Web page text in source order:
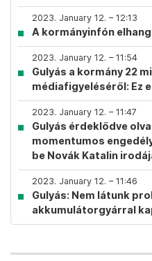
2023. January 12. – 12:13
A kormányinfón
2023. January 12. – 11:54
Gulyás a kormány 22
médiafigyeléséről: Ez
2023. January 12. – 11:47
Gulyás érdeklődve
momentumos
be Novák Katalin
2023. January 12. – 11:46
Gulyás: Nem látunk
akkumulátorgyárral